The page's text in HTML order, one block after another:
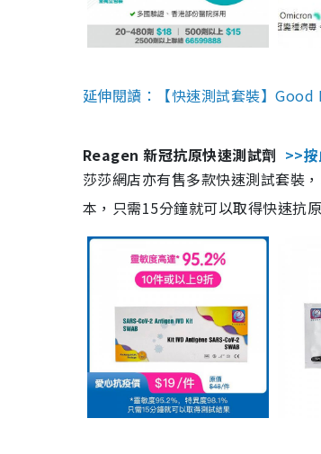
延伸閱讀：【快速測試套裝】
Reagen 新冠抗原快速測試劑 >>
莎莎網店亦有售多款快速測試套裝
本，只需15分鐘就可以取得快速抗